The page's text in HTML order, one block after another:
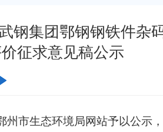
钢集团鄂钢钢铁件杂
征求意见稿公示
市生态环境局网站予以公示